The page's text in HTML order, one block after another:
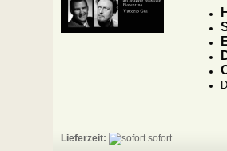
Lieferzeit: sofort